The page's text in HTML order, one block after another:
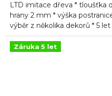
z
5
hvězdiček.
LTD imitace dřeva * tloušťka
hrany 2 mm * výška
výběr z několika dekorů * 5 let
Záruka 5 let